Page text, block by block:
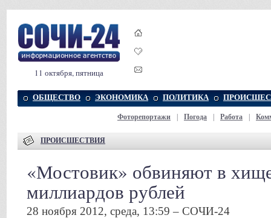
11 октября, пятница
ОБЩЕСТВО ЭКОНОМИКА ПОЛИТИКА
Фоторепортажи Погода Работа
ПРОИСШЕСТВИЯ
«Мостовик» обвиняют в
миллиардов рублей
28 ноября 2012, среда, 13:59 – СОЧИ-24